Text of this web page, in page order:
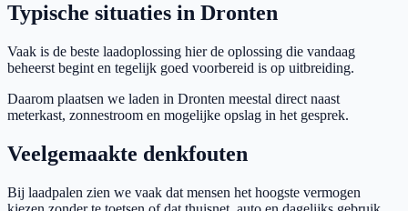
Typische situaties in Dronten
Vaak is de beste laadoplossing hier de oplossing die vandaag
beheerst begint en tegelijk goed voorbereid is op uitbreiding.
Daarom plaatsen we laden in Dronten meestal direct naast
meterkast, zonnestroom en mogelijke opslag in het gesprek.
Veelgemaakte denkfouten
Bij laadpalen zien we vaak dat mensen het hoogste vermogen